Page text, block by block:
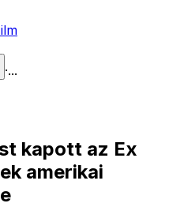
·...
kapott az Ex
amerikai